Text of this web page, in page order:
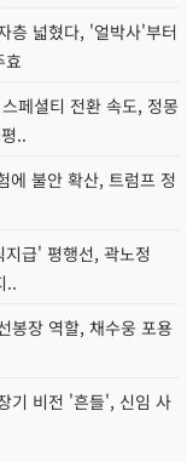
층 넓혔다, '얼박사'부터
효
페셜티 전환 속도, 정몽
..
에 불안 확산, 트럼프 정
급' 평행선, 곽노정
..
봉장 역할, 채수웅 포용
기 비전 '흔들', 신임 사